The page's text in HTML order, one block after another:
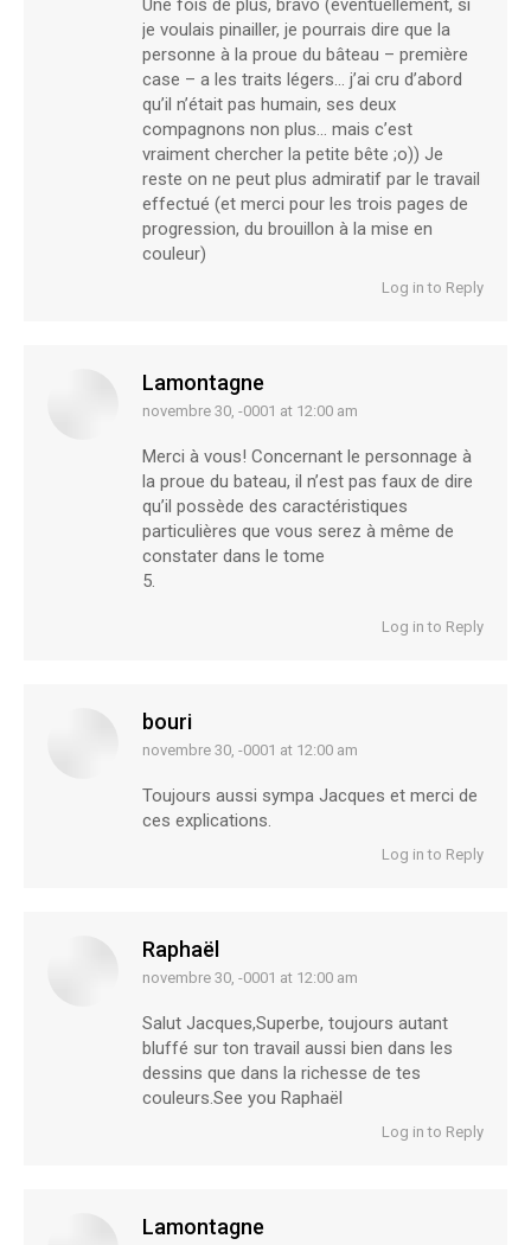
Une fois de plus, bravo (éventuellement, si
je voulais pinailler, je pourrais dire que la
personne à la proue du bâteau – première
case – a les traits légers… j’ai cru d’abord
qu’il n’était pas humain, ses deux
compagnons non plus… mais c’est
vraiment chercher la petite bête ;o)) Je
reste on ne peut plus admiratif par le travail
effectué (et merci pour les trois pages de
progression, du brouillon à la mise en
couleur)
Log in to Reply
Lamontagne
says:
novembre 30, -0001 at 12:00 am
Merci à vous! Concernant le personnage à
la proue du bateau, il n’est pas faux de dire
qu’il possède des caractéristiques
particulières que vous serez à même de
constater dans le tome
5.
Log in to Reply
bouri
says:
novembre 30, -0001 at 12:00 am
Toujours aussi sympa Jacques et merci de
ces explications.
Log in to Reply
Raphaël
says:
novembre 30, -0001 at 12:00 am
Salut Jacques,Superbe, toujours autant
bluffé sur ton travail aussi bien dans les
dessins que dans la richesse de tes
couleurs.See you Raphaël
Log in to Reply
Lamontagne